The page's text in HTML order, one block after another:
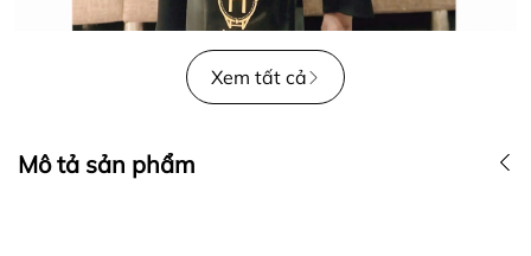
Xem tất cả
Mô tả sản phẩm